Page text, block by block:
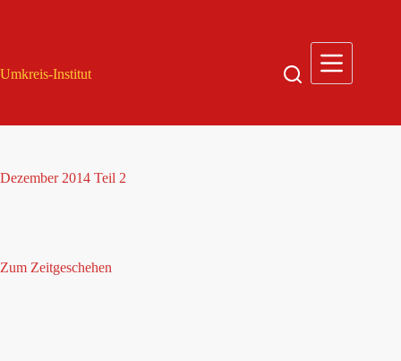
Umkreis-Institut
Dezember 2014 Teil 2
Zum Zeitgeschehen